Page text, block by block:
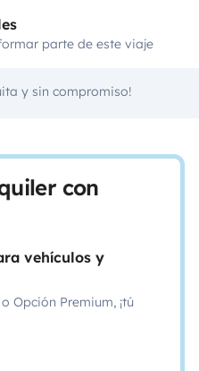
parte de este viaje
y sin compromiso!
con
vehículos y
Opción Premium, ¡tú